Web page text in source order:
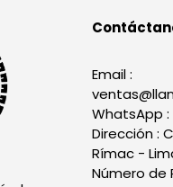
Email :
WhatsApp :
Dirección :
Rímac -
Número de